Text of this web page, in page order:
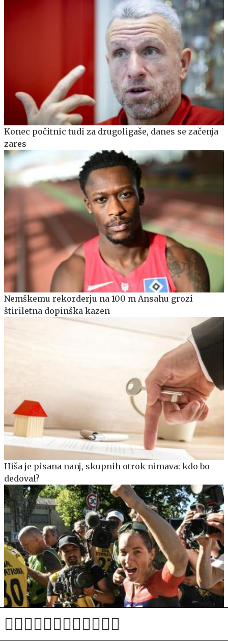
Konec počitnic tudi za drugoligaše, danes se začenja
zares
Nemškemu rekorderju na 100 m Ansahu grozi
štiriletna dopinška kazen
Hiša je pisana nanj, skupnih otrok nimava: kdo bo
dedoval?